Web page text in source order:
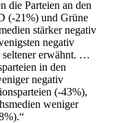
die Parteien an den
(-21%) und Grüne
stärker negativ
negativ
seltener erwähnt. …
in den
negativ
(-43%),
weniger